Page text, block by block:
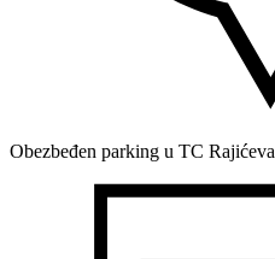
Obezbeđen parking u TC Rajićeva